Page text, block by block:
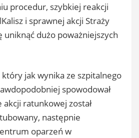
procedur, szybkiej reakcji
i sprawnej akcji Straży
uniknąć dużo poważniejszych
który jak wynika ze szpitalnego
spowodował
akcji ratunkowej został
następnie
oparzeń w